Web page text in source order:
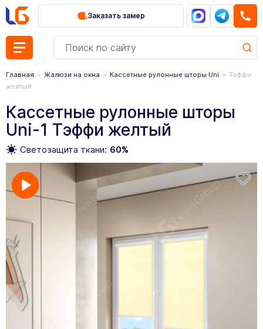
Заказать замер
Главная Жалюзи на окна Кассетные рулонные шторы Uni
Тэффи
желтый
Кассетные рулонные шторы
Uni-1 Тэффи желтый
Светозащита ткани: 60%